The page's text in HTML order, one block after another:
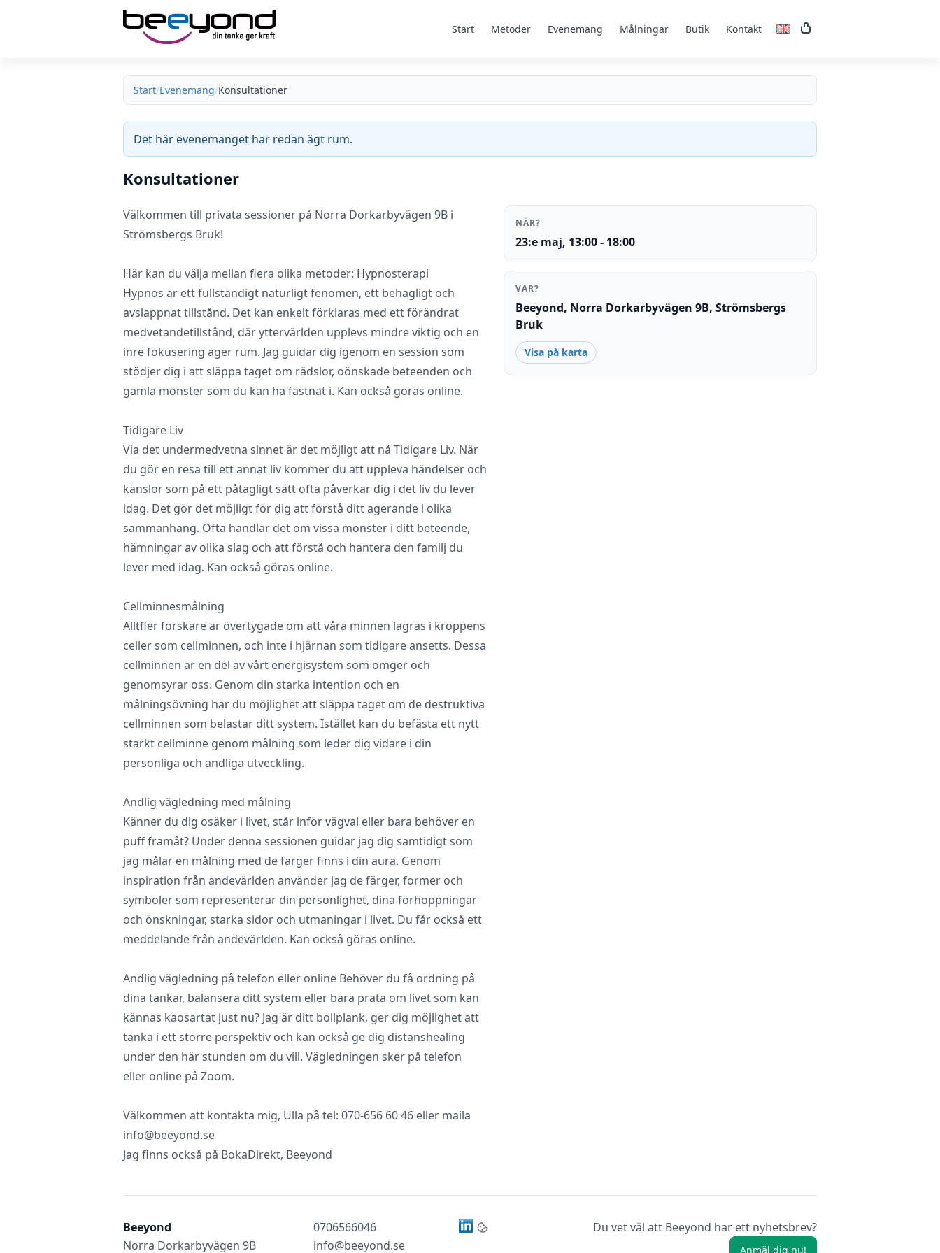
Start Metoder Evenemang Målningar Butik Kontakt Varukorg
Start Evenemang Konsultationer
Det här evenemanget har redan ägt rum.
Konsultationer
Välkommen till privata sessioner på Norra Dorkarbyvägen 9B i
Strömsbergs Bruk!
Här kan du välja mellan flera olika metoder: Hypnosterapi
Hypnos är ett fullständigt naturligt fenomen, ett behagligt och
avslappnat tillstånd. Det kan enkelt förklaras med ett förändrat
medvetandetillstånd, där yttervärlden upplevs mindre viktig och en
inre fokusering äger rum. Jag guidar dig igenom en session som
stödjer dig i att släppa taget om rädslor, oönskade beteenden och
gamla mönster som du kan ha fastnat i. Kan också göras online.
Tidigare Liv
Via det undermedvetna sinnet är det möjligt att nå Tidigare Liv. När
du gör en resa till ett annat liv kommer du att uppleva händelser och
känslor som på ett påtagligt sätt ofta påverkar dig i det liv du lever
idag. Det gör det möjligt för dig att förstå ditt agerande i olika
sammanhang. Ofta handlar det om vissa mönster i ditt beteende,
hämningar av olika slag och att förstå och hantera den familj du
lever med idag. Kan också göras online.
Cellminnesmålning
Alltfler forskare är övertygade om att våra minnen lagras i kroppens
celler som cellminnen, och inte i hjärnan som tidigare ansetts. Dessa
cellminnen är en del av vårt energisystem som omger och
genomsyrar oss. Genom din starka intention och en
målningsövning har du möjlighet att släppa taget om de destruktiva
cellminnen som belastar ditt system. Istället kan du befästa ett nytt
starkt cellminne genom målning som leder dig vidare i din
personliga och andliga utveckling.
Andlig vägledning med målning
Känner du dig osäker i livet, står inför vägval eller bara behöver en
puff framåt? Under denna sessionen guidar jag dig samtidigt som
jag målar en målning med de färger finns i din aura. Genom
inspiration från andevärlden använder jag de färger, former och
symboler som representerar din personlighet, dina förhoppningar
och önskningar, starka sidor och utmaningar i livet. Du får också ett
meddelande från andevärlden. Kan också göras online.
Andlig vägledning på telefon eller online Behöver du få ordning på
dina tankar, balansera ditt system eller bara prata om livet som kan
kännas kaosartat just nu? Jag är ditt bollplank, ger dig möjlighet att
tänka i ett större perspektiv och kan också ge dig distanshealing
under den här stunden om du vill. Vägledningen sker på telefon
eller online på Zoom.
Välkommen att kontakta mig, Ulla på tel: 070-656 60 46 eller maila
info@beeyond.se
Jag finns också på BokaDirekt, Beeyond
NÄR?
23:e maj, 13:00 - 18:00
VAR?
Beeyond, Norra Dorkarbyvägen 9B, Strömsbergs
Bruk
Visa på karta
Beeyond
Norra Dorkarbyvägen 9B
0706566046
info@beeyond.se
Du vet väl att Beeyond har ett nyhetsbrev?
Anmäl dig nu!